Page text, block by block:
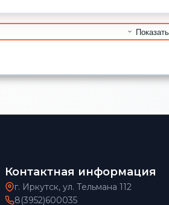
Контактная информация
г. Иркутск, ул. Тельмана 112
8(3952)600035